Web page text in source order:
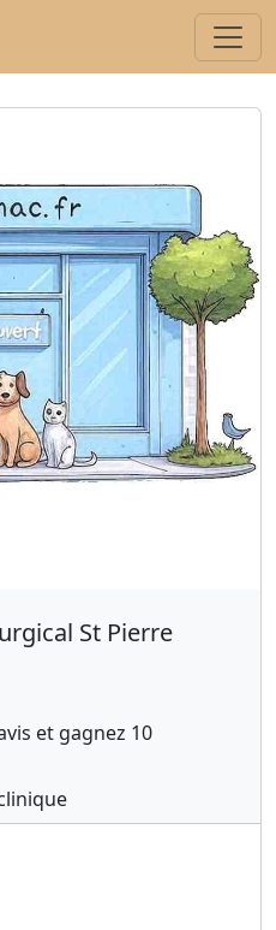
St Pierre
et gagnez 10